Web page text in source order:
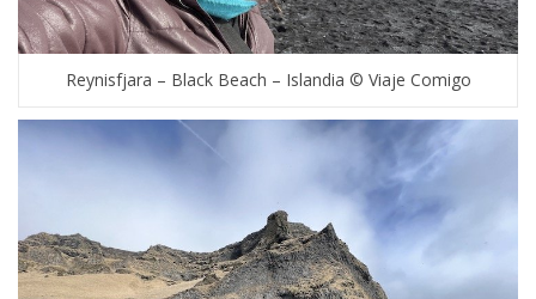
Reynisfjara – Black Beach – Islandia © Viaje Comigo